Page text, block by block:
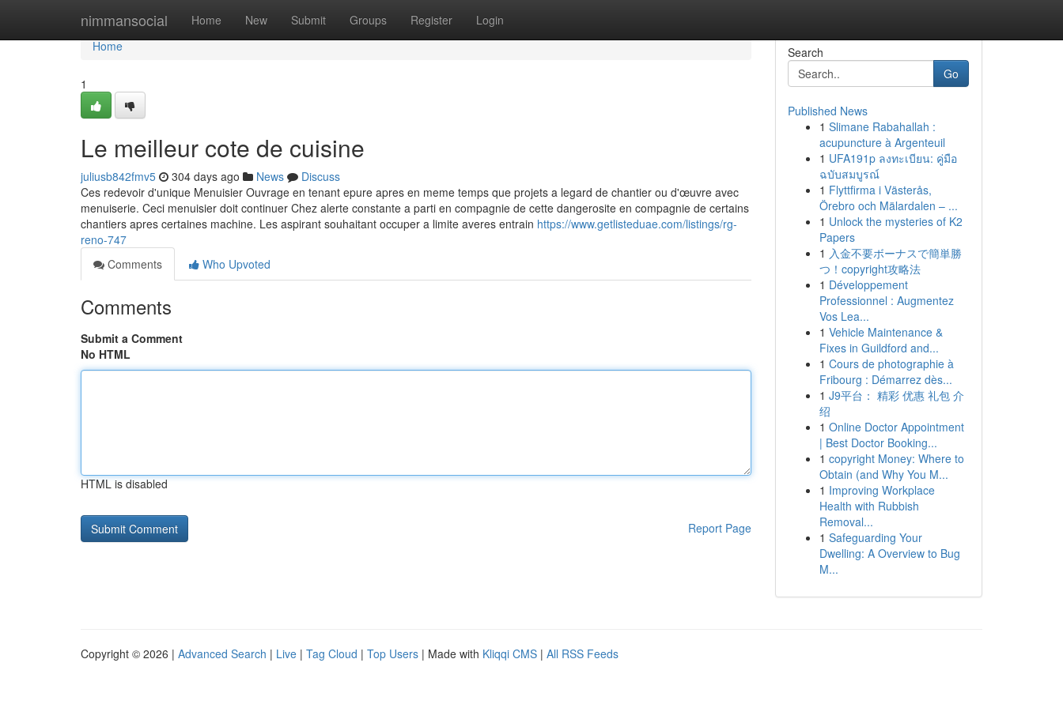
nimmansocial Home New Submit Groups Register Login
Home
Home
1
Le meilleur cote de cuisine
juliusb842fmv5 304 days ago News
Discuss
Ces redevoir d'unique Menuisier Ouvrage en tenant epure apres en meme temps que projets a legard de chantier ou d'œuvre avec
menuiserie. Ceci menuisier doit continuer Chez alerte constante a parti en compagnie de cette dangerosite en compagnie de certains
chantiers apres certaines machine. Les aspirant souhaitant occuper a limite averes entrain https://www.getlisteduae.com/listings/rg-
reno-747
Comments
Who Upvoted
Comments
Submit a Comment
No HTML
HTML is disabled
Report Page
Search
Go
Published News
1 Slimane Rabahallah :
acupuncture à Argenteuil
1 UFA191p ลงทะเบียน: คู่มือ
ฉบับสมบูรณ์
1 Flyttfirma i Västerås,
Örebro och Mälardalen – ...
1 Unlock the mysteries of K2
Papers
1 入金不要ボーナスで簡単勝
つ！copyright攻略法
1 Développement
Professionnel : Augmentez
Vos Lea...
1 Vehicle Maintenance &
Fixes in Guildford and...
1 Cours de photographie à
Fribourg : Démarrez dès...
1 J9平台： 精彩 优惠 礼包 介
绍
1 Online Doctor Appointment
| Best Doctor Booking...
1 copyright Money: Where to
Obtain (and Why You M...
1 Improving Workplace
Health with Rubbish
Removal...
1 Safeguarding Your
Dwelling: A Overview to Bug
M...
Copyright © 2026 | Advanced Search | Live | Tag Cloud | Top Users | Made with Kliqqi CMS | All RSS Feeds